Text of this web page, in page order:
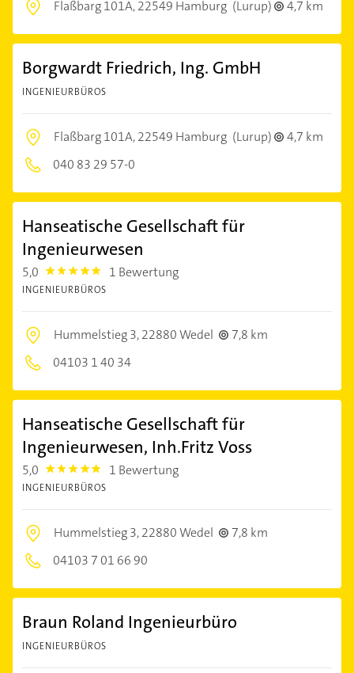
Flaßbarg 101A,22549 Hamburg (Lurup) 4,7 km
Borgwardt Friedrich, Ing. GmbH
INGENIEURBÜROS
Flaßbarg 101A,22549 Hamburg (Lurup)
4,7 km
040 83 29 57-0
Hanseatische Gesellschaft für
Ingenieurwesen
5,0 5.0 1 Bewertung
INGENIEURBÜROS
Hummelstieg 3,22880 Wedel
7,8 km
04103 1 40 34
Hanseatische Gesellschaft für
Ingenieurwesen, Inh.Fritz Voss
5,0 5.0 1 Bewertung
INGENIEURBÜROS
Hummelstieg 3,22880 Wedel
7,8 km
04103 7 01 66 90
Braun Roland Ingenieurbüro
INGENIEURBÜROS